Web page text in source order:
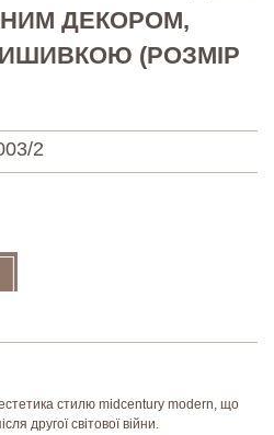
ДЕКОРОМ,
(РОЗМІР
2
стилю midcentury modern, що
другої світової війни.